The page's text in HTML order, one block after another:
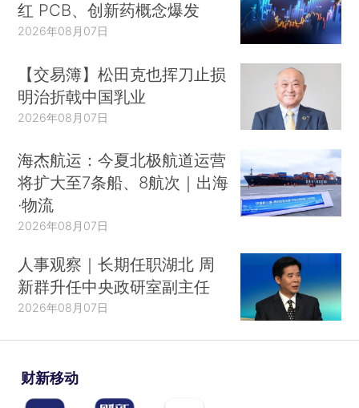
红 PCB、创新药概念爆发
2026年08月07日
【交易簿】松田克也挥刀止损
明治折戟中国乳业
2026年08月07日
海杰航运：今夏北极航道运营
将扩大至7条船、8航次｜出海
·物流
2026年08月07日
人事观察｜长期任职湖北 周
新群升任中央政研室副主任
2026年08月07日
财新移动